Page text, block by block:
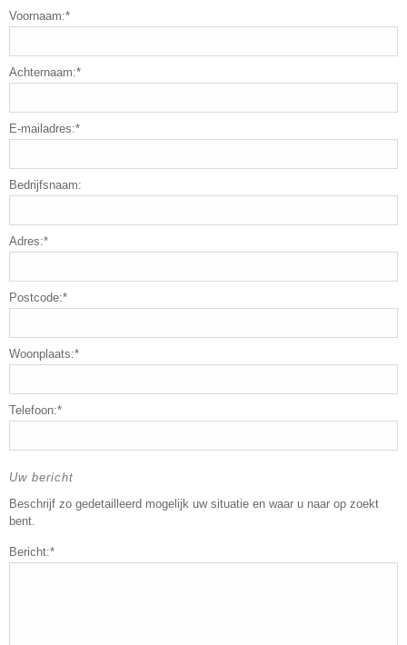
Voornaam:*
Achternaam:*
E-mailadres:*
Bedrijfsnaam:
Adres:*
Postcode:*
Woonplaats:*
Telefoon:*
Uw bericht
Beschrijf zo gedetailleerd mogelijk uw situatie en waar u naar op zoekt
bent.
Bericht:*